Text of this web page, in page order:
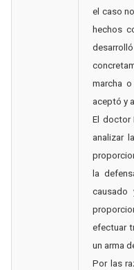
el caso
hechos
marcha
aceptó y
El doctor
analizar
la
causado
efectuar
un arma
Por las